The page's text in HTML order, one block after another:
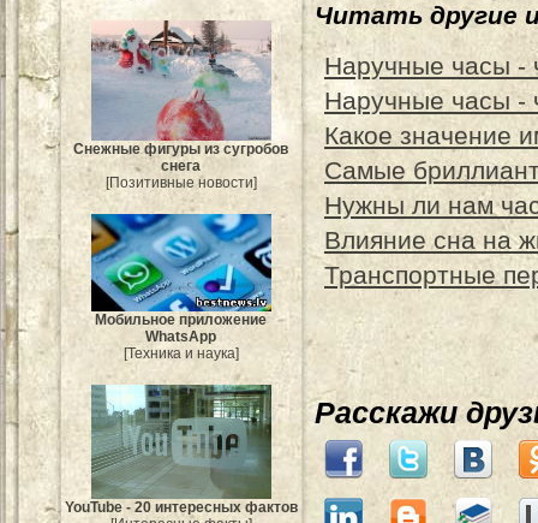
Снежные фигуры из сугробов
снега
[Позитивные новости]
Мобильное приложение
WhatsApp
[Техника и наука]
YouTube - 20 интересных фактов
Читать другие
Наручные часы -
Наручные часы -
Какое значение
Самые
Нужны ли нам
Влияние сна на
Транспортные
Расскажи